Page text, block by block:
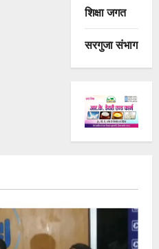
शिक्षा जगत
सरगुजा संभाग